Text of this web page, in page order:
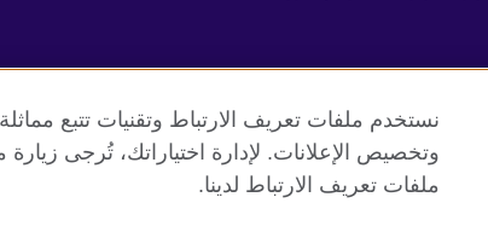
موقع المجلس الثقافي البريطاني العالمي الخصوصية وشروط
نستخدم ملفات تعريف الارتباط وتقنيات تتبع
وتخصيص الإعلانات. لإدارة اختياراتك، تُرجى
ملفات تعريف الارتباط لدينا.